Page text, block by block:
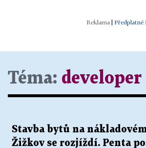
Předplatné
Téma: developer
Stavba bytů na
Žižkov se rozjíždí. Penta